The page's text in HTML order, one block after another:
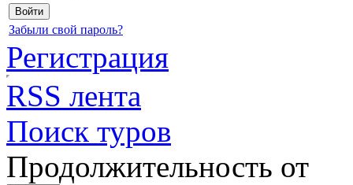
Забыли свой пароль?
Регистрация
RSS лента
Поиск туров
Продолжительность от